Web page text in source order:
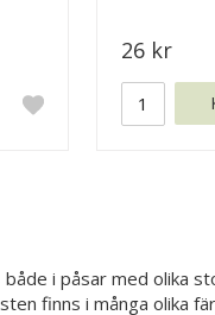
26 kr
i påsar med olika
finns i många olika